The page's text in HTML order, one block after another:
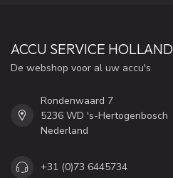
ACCU SERVICE HOLLAND
De webshop voor al uw accu's
Rondenwaard 7
5236 WD 's-Hertogenbosch
Nederland
+31 (0)73 6445734